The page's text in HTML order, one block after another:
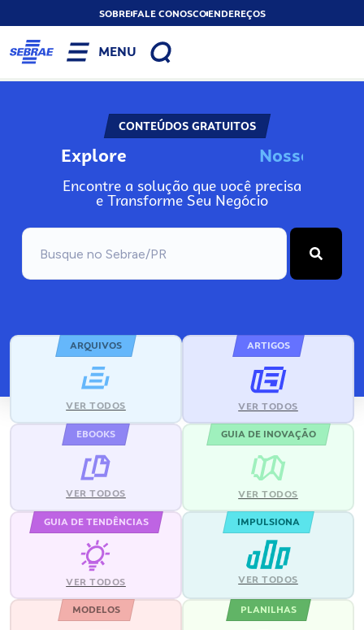
SOBREFALE CONOSCOENDEREÇOS
MENU
CONTEÚDOS GRATUITOS
Explore Noss
Encontre a solução que você precisa
e Transforme Seu Negócio
ARQUIVOS
VER TODOS
ARTIGOS
VER TODOS
EBOOKS
VER TODOS
GUIA DE INOVAÇÃO
VER TODOS
GUIA DE TENDÊNCIAS
VER TODOS
IMPULSIONA
VER TODOS
MODELOS PLANILHAS